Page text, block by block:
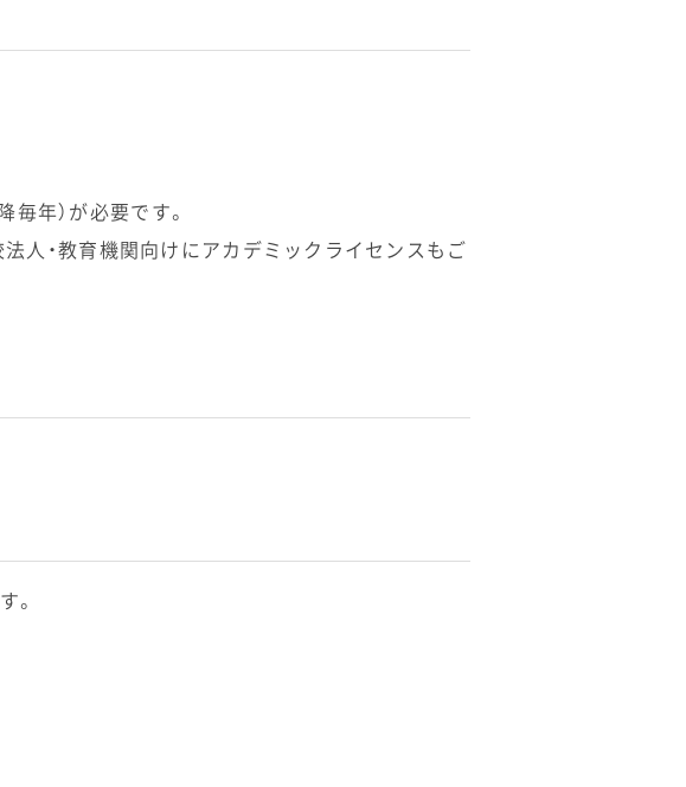
年）が必要です。
人・教育機関向けにアカデミックライセンスもご
。